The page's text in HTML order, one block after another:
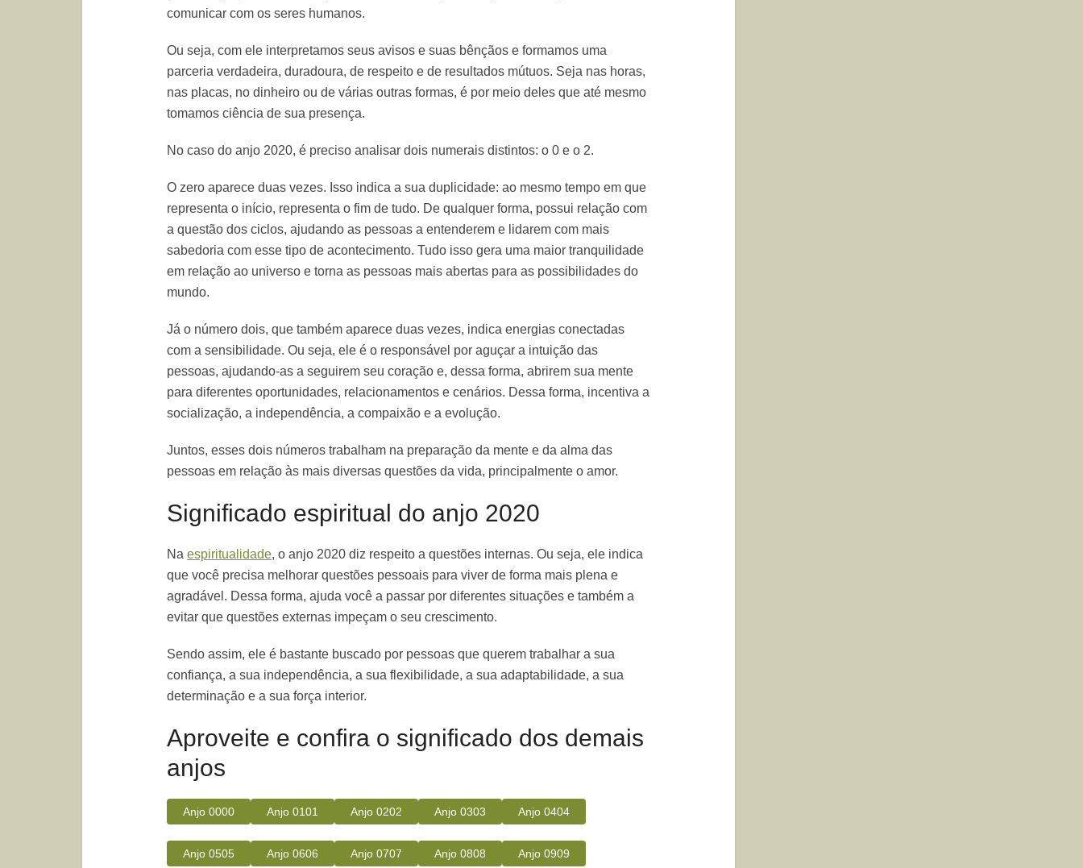
comunicar com os seres humanos.
Ou seja, com ele interpretamos seus avisos e suas bênçãos e formamos uma
parceria verdadeira, duradoura, de respeito e de resultados mútuos. Seja nas horas,
nas placas, no dinheiro ou de várias outras formas, é por meio deles que até mesmo
tomamos ciência de sua presença.
No caso do anjo 2020, é preciso analisar dois numerais distintos: o 0 e o 2.
O zero aparece duas vezes. Isso indica a sua duplicidade: ao mesmo tempo em que
representa o início, representa o fim de tudo. De qualquer forma, possui relação com
a questão dos ciclos, ajudando as pessoas a entenderem e lidarem com mais
sabedoria com esse tipo de acontecimento. Tudo isso gera uma maior tranquilidade
em relação ao universo e torna as pessoas mais abertas para as possibilidades do
mundo.
Já o número dois, que também aparece duas vezes, indica energias conectadas
com a sensibilidade. Ou seja, ele é o responsável por aguçar a intuição das
pessoas, ajudando-as a seguirem seu coração e, dessa forma, abrirem sua mente
para diferentes oportunidades, relacionamentos e cenários. Dessa forma, incentiva a
socialização, a independência, a compaixão e a evolução.
Juntos, esses dois números trabalham na preparação da mente e da alma das
pessoas em relação às mais diversas questões da vida, principalmente o amor.
Significado espiritual do anjo 2020
Na espiritualidade, o anjo 2020 diz respeito a questões internas. Ou seja, ele indica
que você precisa melhorar questões pessoais para viver de forma mais plena e
agradável. Dessa forma, ajuda você a passar por diferentes situações e também a
evitar que questões externas impeçam o seu crescimento.
Sendo assim, ele é bastante buscado por pessoas que querem trabalhar a sua
confiança, a sua independência, a sua flexibilidade, a sua adaptabilidade, a sua
determinação e a sua força interior.
Aproveite e confira o significado dos demais
anjos
Anjo 0000 Anjo 0101 Anjo 0202 Anjo 0303 Anjo 0404
Anjo 0505 Anjo 0606 Anjo 0707 Anjo 0808 Anjo 0909